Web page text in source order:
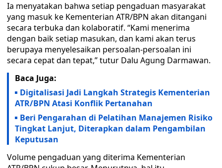
Ia menyatakan bahwa setiap pengaduan masyarakat
yang masuk ke Kementerian ATR/BPN akan ditangani
secara terbuka dan kolaboratif. “Kami menerima
dengan baik setiap masukan, dan kami akan terus
berupaya menyelesaikan persoalan-persoalan ini
secara cepat dan tepat,” tutur Dalu Agung Darmawan.
Baca Juga:
Digitalisasi Jadi Langkah Strategis Kementerian
ATR/BPN Atasi Konflik Pertanahan
Beri Pengarahan di Pelatihan Manajemen Risiko
Tingkat Lanjut, Diterapkan dalam Pengambilan
Keputusan
Volume pengaduan yang diterima Kementerian